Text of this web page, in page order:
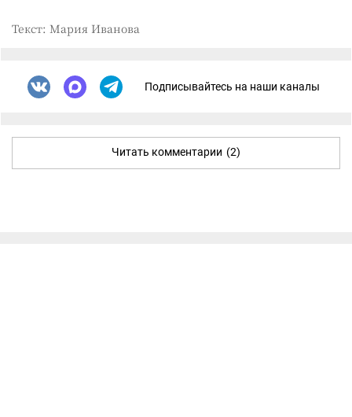
Текст: Мария Иванова
Подписывайтесь на наши каналы
Читать комментарии (2)